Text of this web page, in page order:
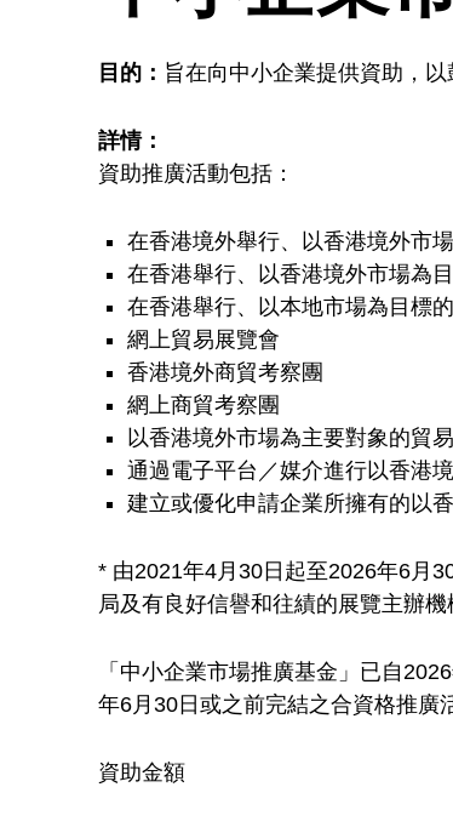
小
企
業
市
場
推
廣
基
金
目的： 旨在向中小企業提供資助，
詳情：
資助推廣活動包括：
在香港境外舉行、以香港境外市
在香港舉行、以香港境外市場為
在香港舉行、以本地市場為目標
網上貿易展覽會
香港境外商貿考察團
網上商貿考察團
以香港境外市場為主要對象的貿
通過電子平台／媒介進行以香港
建立或優化申請企業所擁有的以
* 由2021年4月30日起至2026年6月
局及有良好信譽和往績的展覽主辦
「中小企業市場推廣基金」已自
年6月30日或之前完結之合資格推廣
資助金額